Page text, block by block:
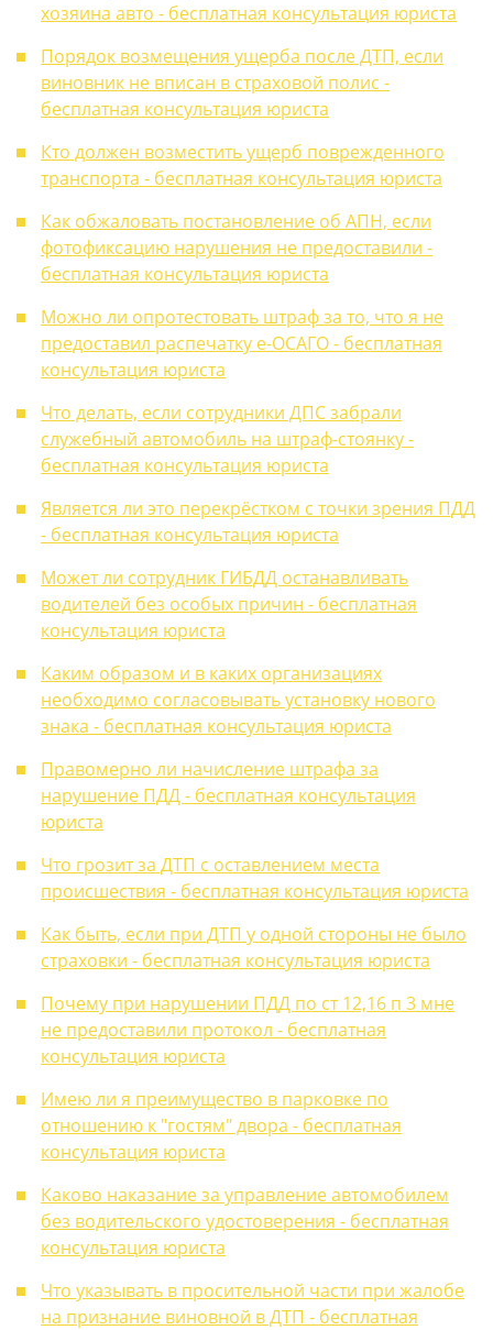
хозяина авто - бесплатная консультация юриста
Порядок возмещения ущерба после ДТП, если
виновник не вписан в страховой полис -
бесплатная консультация юриста
Кто должен возместить ущерб поврежденного
транспорта - бесплатная консультация юриста
Как обжаловать постановление об АПН, если
фотофиксацию нарушения не предоставили -
бесплатная консультация юриста
Можно ли опротестовать штраф за то, что я не
предоставил распечатку е-ОСАГО - бесплатная
консультация юриста
Что делать, если сотрудники ДПС забрали
служебный автомобиль на штраф-стоянку -
бесплатная консультация юриста
Является ли это перекрёстком с точки зрения ПДД
- бесплатная консультация юриста
Может ли сотрудник ГИБДД останавливать
водителей без особых причин - бесплатная
консультация юриста
Каким образом и в каких организациях
необходимо согласовывать установку нового
знака - бесплатная консультация юриста
Правомерно ли начисление штрафа за
нарушение ПДД - бесплатная консультация
юриста
Что грозит за ДТП с оставлением места
происшествия - бесплатная консультация юриста
Как быть, если при ДТП у одной стороны не было
страховки - бесплатная консультация юриста
Почему при нарушении ПДД по ст 12,16 п 3 мне
не предоставили протокол - бесплатная
консультация юриста
Имею ли я преимущество в парковке по
отношению к "гостям" двора - бесплатная
консультация юриста
Каково наказание за управление автомобилем
без водительского удостоверения - бесплатная
консультация юриста
Что указывать в просительной части при жалобе
на признание виновной в ДТП - бесплатная